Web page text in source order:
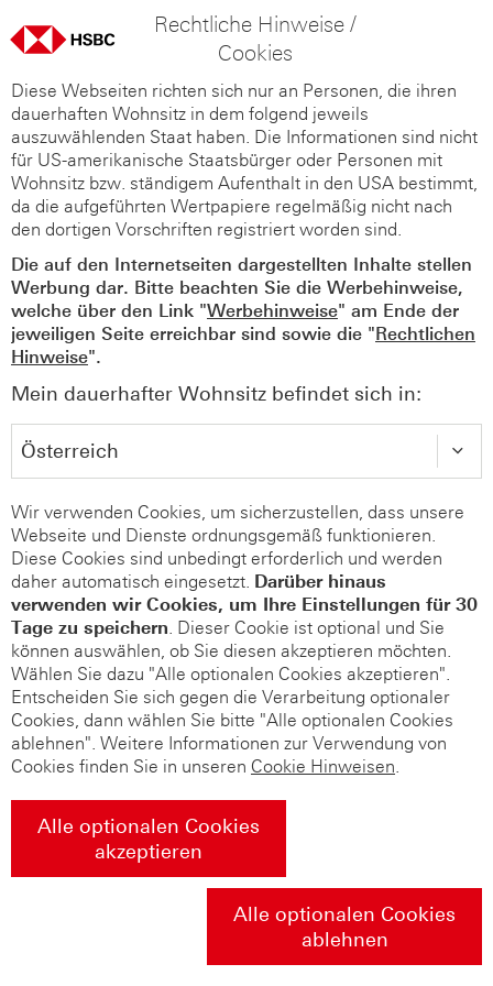
Rechtliche Hinweise /
Cookies
Diese Webseiten richten sich nur an Personen, die ihren
dauerhaften Wohnsitz in dem folgend jeweils
auszuwählenden Staat haben. Die Informationen sind nicht
für US-amerikanische Staatsbürger oder Personen mit
Wohnsitz bzw. ständigem Aufenthalt in den USA bestimmt,
da die aufgeführten Wertpapiere regelmäßig nicht nach
den dortigen Vorschriften registriert worden sind.
Die auf den Internetseiten dargestellten Inhalte stellen
Werbung dar. Bitte beachten Sie die Werbehinweise,
welche über den Link "Werbehinweise" am Ende der
jeweiligen Seite erreichbar sind sowie die "Rechtlichen
Hinweise".
Mein dauerhafter Wohnsitz befindet sich in:
Wir verwenden Cookies, um sicherzustellen, dass unsere
Webseite und Dienste ordnungsgemäß funktionieren.
Diese Cookies sind unbedingt erforderlich und werden
daher automatisch eingesetzt. Darüber hinaus
verwenden wir Cookies, um Ihre Einstellungen für 30
Tage zu speichern. Dieser Cookie ist optional und Sie
können auswählen, ob Sie diesen akzeptieren möchten.
Wählen Sie dazu "Alle optionalen Cookies akzeptieren".
Entscheiden Sie sich gegen die Verarbeitung optionaler
Cookies, dann wählen Sie bitte "Alle optionalen Cookies
ablehnen". Weitere Informationen zur Verwendung von
Cookies finden Sie in unseren Cookie Hinweisen.
Alle optionalen Cookies
akzeptieren
Alle optionalen Cookies
ablehnen